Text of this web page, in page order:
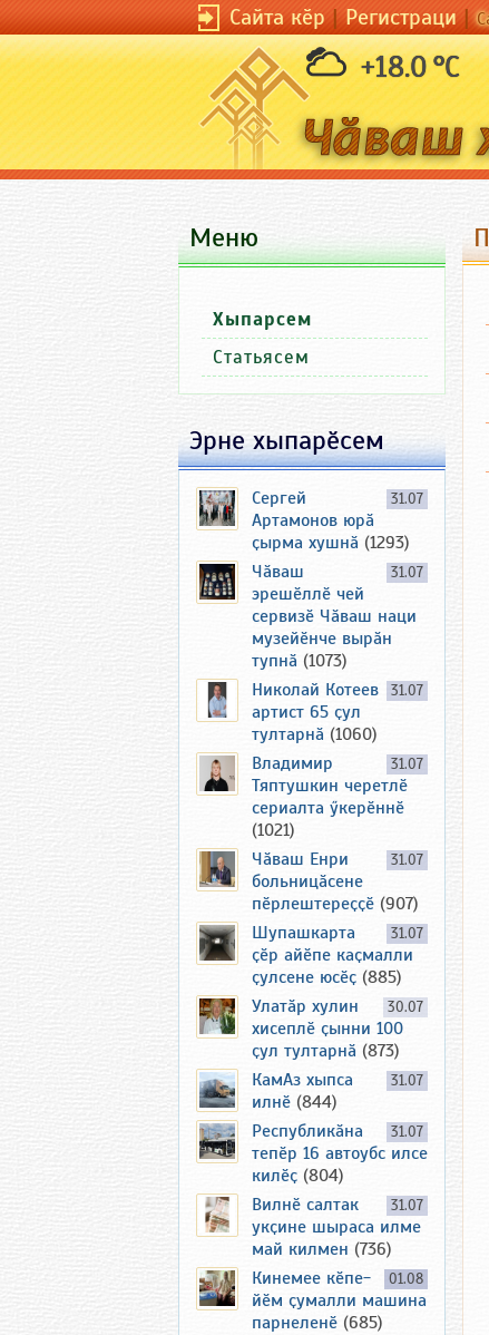
Сайта кӗр|Регистраци|
+18.0 °C
Меню
Хыпарсем
Статьясем
Эрне хыпарӗсем
31.07
Сергей
Артамонов юрӑ
ҫырма хушнӑ (1293)
31.07
Чӑваш
эрешӗллӗ чей
сервизӗ Чӑваш наци
музейӗнче вырӑн
тупнӑ (1073)
31.07
Николай Котеев
артист 65 ҫул
тултарнӑ (1060)
31.07
Владимир
Тяптушкин черетлӗ
сериалта ӳкерӗннӗ
(1021)
31.07
Чӑваш Енри
больницӑсене
пӗрлештереҫҫӗ (907)
31.07
Шупашкарта
ҫӗр айӗпе каҫмалли
ҫулсене юсӗҫ (885)
30.07
Улатӑр хулин
хисеплӗ ҫынни 100
ҫул тултарнӑ (873)
31.07
КамАз хыпса
илнӗ (844)
31.07
Республикӑна
тепӗр 16 автоубс илсе
килӗҫ (804)
31.07
Вилнӗ салтак
укҫине шыраса илме
май килмен (736)
01.08
Кинемее кӗпе-
йӗм ҫумалли машина
парнеленӗ (685)